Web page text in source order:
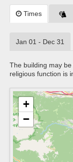
Times
Jan 01 - Dec 31
The building may
religious function is
+
−